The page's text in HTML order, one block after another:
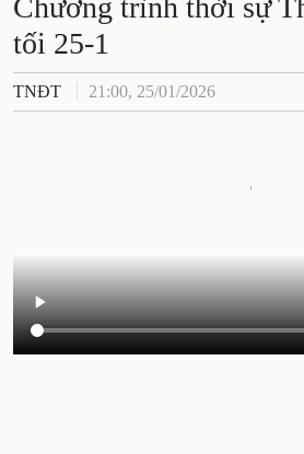
Chương trình thời sự
tối 25-1
TNĐT 21:00, 25/01/2026